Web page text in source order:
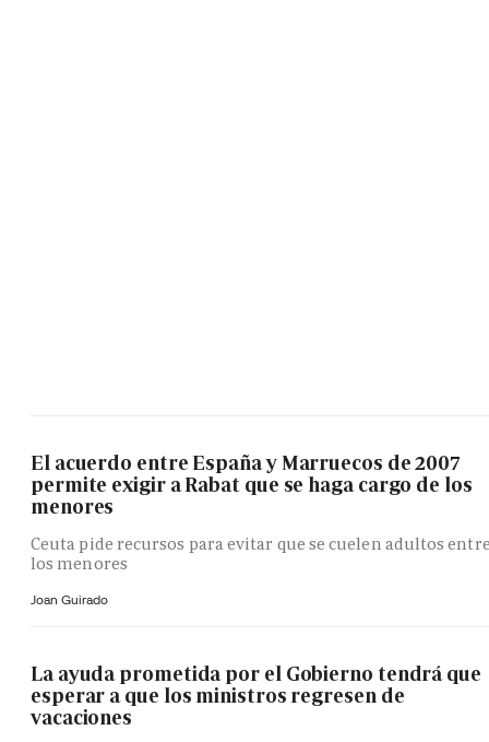
El acuerdo entre España y Marruecos de 2007
permite exigir a Rabat que se haga cargo de los
menores
Ceuta pide recursos para evitar que se cuelen adultos
los menores
Joan Guirado
La ayuda prometida por el Gobierno tendrá que
esperar a que los ministros regresen de
vacaciones